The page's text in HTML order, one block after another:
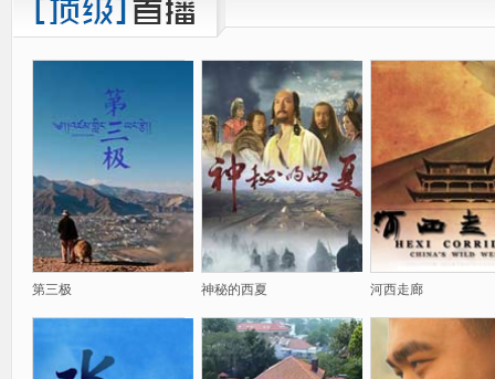
第三极 神秘的西夏 河西走廊